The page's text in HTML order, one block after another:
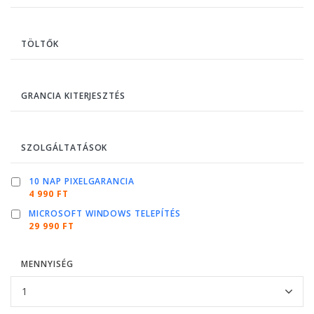
TÖLTŐK
GRANCIA KITERJESZTÉS
SZOLGÁLTATÁSOK
10 NAP PIXELGARANCIA
4 990 FT
MICROSOFT WINDOWS TELEPÍTÉS
29 990 FT
MENNYISÉG